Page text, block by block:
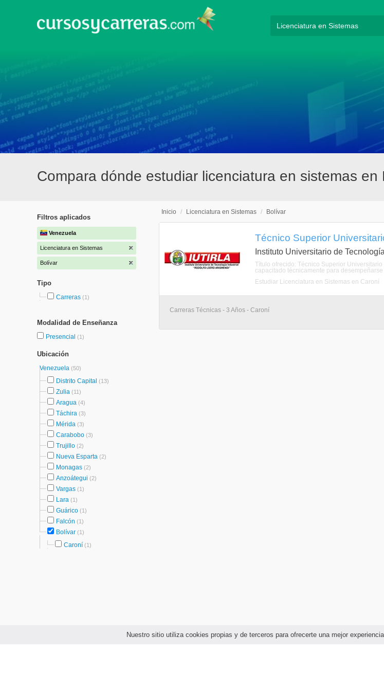
Nuestro sitio utiliza cookies propias y de terceros para ofrecerte una mejor
Compara dónde estudiar licenciatura en sistemas en
Filtros aplicados
Venezuela
Licenciatura en Sistemas
Bolívar
Tipo
Carreras (1)
Modalidad de Enseñanza
Presencial (1)
Ubicación
Venezuela (50)
Distrito Capital (13)
Zulia (11)
Aragua (4)
Táchira (3)
Mérida (3)
Carabobo (3)
Trujillo (2)
Nueva Esparta (2)
Monagas (2)
Anzoátegui (2)
Vargas (1)
Lara (1)
Guárico (1)
Falcón (1)
Bolívar (1)
Caroní (1)
Inicio / Licenciatura en Sistemas / Bolívar
Técnico Superior
Instituto Universitario de
Título ofrecido: Técnico Superior
capacitado técnicamente para
Estudiar Licenciatura en Sistemas en Caroní
Carreras Técnicas - 3 Años - Caroní